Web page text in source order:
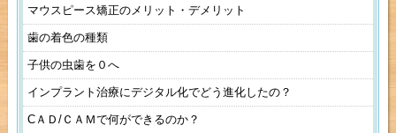
マウスピース矯正のメリット・デメリット
歯の着色の種類
子供の虫歯を０へ
インプラント治療にデジタル化でどう進化したの？
CＡＤ/ＣＡＭで何ができるのか？